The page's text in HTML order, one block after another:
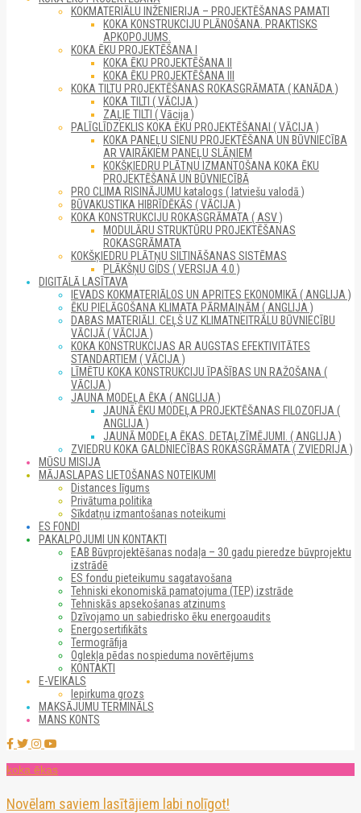
KOKMATERIĀLU INŽENIERIJA – PROJEKTĒŠANAS PAMATI
KOKA KONSTRUKCIJU PLĀNOŠANA. PRAKTISKS
APKOPOJUMS.
KOKA ĒKU PROJEKTĒŠANA I
KOKA ĒKU PROJEKTĒŠANA II
KOKA ĒKU PROJEKTĒŠANA III
KOKA TILTU PROJEKTĒŠANAS ROKASGRĀMATA ( KANĀDA )
KOKA TILTI ( VĀCIJA )
ZAĻIE TILTI ( Vācija )
PALĪGLĪDZEKLIS KOKA ĒKU PROJEKTĒŠANAI ( VĀCIJA )
KOKA PANEĻU SIENU PROJEKTĒŠANA UN BŪVNIECĪBA
AR VAIRĀKIEM PANEĻU SLĀŅIEM
KOKŠĶIEDRU PLĀTŅU IZMANTOŠANA KOKA ĒKU
PROJEKTĒŠANĀ UN BŪVNIECĪBĀ
PRO CLIMA RISINĀJUMU katalogs ( latviešu valodā )
BŪVAKUSTIKA HIBRĪDĒKĀS ( VĀCIJA )
KOKA KONSTRUKCIJU ROKASGRĀMATA ( ASV )
MODULĀRU STRUKTŪRU PROJEKTĒŠANAS
ROKASGRĀMATA
KOKŠĶIEDRU PLĀTŅU SILTINĀŠANAS SISTĒMAS
PLĀKŠŅU GIDS ( VERSIJA 4.0 )
DIGITĀLĀ LASĪTAVA
IEVADS KOKMATERIĀLOS UN APRITES EKONOMIKĀ ( ANGLIJA )
ĒKU PIELĀGOŠANA KLIMATA PĀRMAIŅĀM ( ANGLIJA )
DABAS MATERIĀLI. CEĻŠ UZ KLIMATNEITRĀLU BŪVNIECĪBU
VĀCIJĀ ( VĀCIJA )
KOKA KONSTRUKCIJAS AR AUGSTAS EFEKTIVITĀTES
STANDARTIEM ( VĀCIJA )
LĪMĒTU KOKA KONSTRUKCIJU ĪPAŠĪBAS UN RAŽOŠANA (
VĀCIJA )
JAUNA MODEĻA ĒKA ( ANGLIJA )
JAUNĀ ĒKU MODEĻA PROJEKTĒŠANAS FILOZOFIJA (
ANGLIJA )
JAUNĀ MODEĻA ĒKAS. DETAĻZĪMĒJUMI. ( ANGLIJA )
ZVIEDRU KOKA GALDNIECĪBAS ROKASGRĀMATA ( ZVIEDRIJA )
MŪSU MISIJA
MĀJASLAPAS LIETOŠANAS NOTEIKUMI
Distances līgums
Privātuma politika
Sīkdatņu izmantošanas noteikumi
ES FONDI
PAKALPOJUMI UN KONTAKTI
EAB Būvprojektēšanas nodaļa – 30 gadu pieredze būvprojektu
izstrādē
ES fondu pieteikumu sagatavošana
Tehniski ekonomiskā pamatojuma (TEP) izstrāde
Tehniskās apsekošanas atzinums
Dzīvojamo un sabiedrisko ēku energoaudits
Energosertifikāts
Termogrāfija
Oglekļa pēdas nospieduma novērtējums
KONTAKTI
E-VEIKALS
Iepirkuma grozs
MAKSĀJUMU TERMINĀLS
MANS KONTS
koka ēkas
Novēlam saviem lasītājiem labi nolīgot!